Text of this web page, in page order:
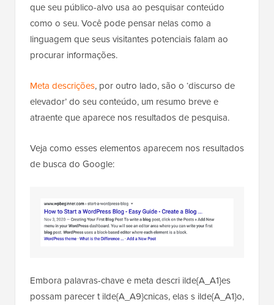
que seu público-alvo usa ao pesquisar conteúdo
como o seu. Você pode pensar nelas como a
linguagem que seus visitantes potenciais falam ao
procurar informações.
Meta descrições, por outro lado, são o ‘discurso de
elevador’ do seu conteúdo, um resumo breve e
atraente que aparece nos resultados de pesquisa.
Veja como esses elementos aparecem nos resultados
de busca do Google:
Embora palavras-chave e meta descri ilde{A_A1}es
possam parecer t ilde{A_A9}cnicas, elas s ilde{A_A1}o,